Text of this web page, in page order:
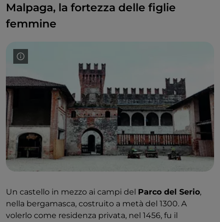
Malpaga, la fortezza delle figlie
femmine
Un castello in mezzo ai campi del Parco del Serio,
nella bergamasca, costruito a metà del 1300. A
volerlo come residenza privata, nel 1456, fu il